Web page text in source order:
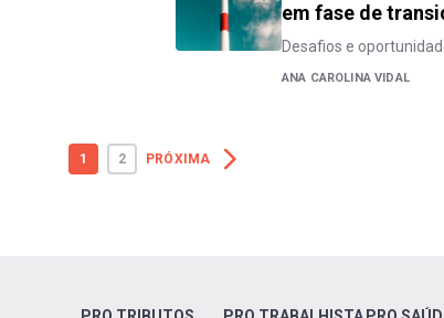
em fase de
Desafios e
ANA CAROLINA VIDAL
1 2 PRÓXIMA